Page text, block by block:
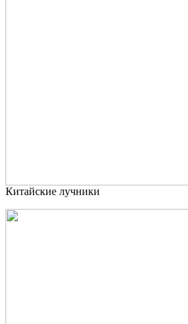
Китайские лучники